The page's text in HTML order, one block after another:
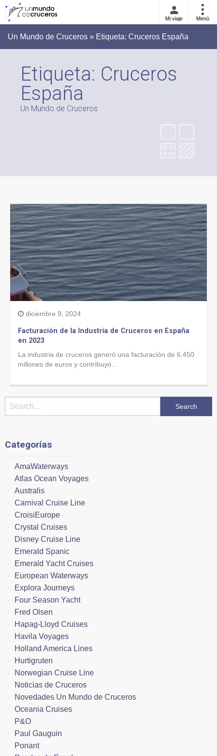
Mi viaje Menú
Un Mundo de Cruceros » Etiqueta: Cruceros España
Etiqueta: Cruceros
España
Un Mundo de Cruceros
diciembre 9, 2024
Facturación de la Industria de Cruceros en España
en 2023
La industria de cruceros generó una facturación de 6.450
millones de euros y contribuyó...
Categorías
AmaWaterways
Atlas Ocean Voyages
Australis
Carnival Cruise Line
CroisiEurope
Crystal Cruises
Disney Cruise Line
Emerald Spanic
Emerald Yacht Cruises
European Waterways
Explora Journeys
Four Season Yacht
Fred Olsen
Hapag-Lloyd Cruises
Havila Voyages
Holland America Lines
Hurtigruten
Norwegian Cruise Line
Noticias de Cruceros
Novedades Un Mundo de Cruceros
Oceania Cruises
P&O
Paul Gauguin
Ponant